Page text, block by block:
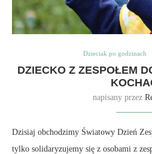
Dzieciak po godzinach
DZIECKO Z ZESPOŁEM
napisany przez
Dzisiaj obchodzimy Światowy Dzień
tylko solidaryzujemy się z osobami z